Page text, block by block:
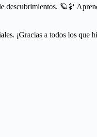
🪐🔭
¡Gracias a todos los que